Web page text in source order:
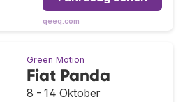
qeeq.com
Green Motion
Fiat Panda
8 - 14 Oktober